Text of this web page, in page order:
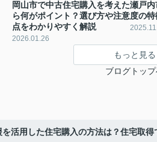
岡山市で中古住宅購入を考えた
ら何がポイント？選び方や注意
点をわかりやすく解説
2026.01.26
瀬戸内
度の
もっと見る
ブログトッ
活用した住宅購入の方法は？住宅取